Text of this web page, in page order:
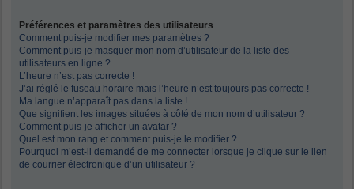
Préférences et paramètres des utilisateurs
Comment puis-je modifier mes paramètres ?
Comment puis-je masquer mon nom d’utilisateur de la liste des
utilisateurs en ligne ?
L’heure n’est pas correcte !
J’ai réglé le fuseau horaire mais l’heure n’est toujours pas correcte !
Ma langue n’apparaît pas dans la liste !
Que signifient les images situées à côté de mon nom d’utilisateur ?
Comment puis-je afficher un avatar ?
Quel est mon rang et comment puis-je le modifier ?
Pourquoi m’est-il demandé de me connecter lorsque je clique sur le lien
de courrier électronique d’un utilisateur ?